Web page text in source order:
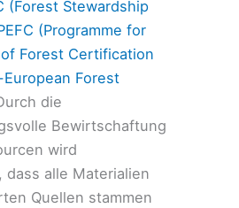
(Forest Stewardship
(Programme for
Forest Certification
Forest
die
Bewirtschaftung
wird
alle Materialien
Quellen stammen